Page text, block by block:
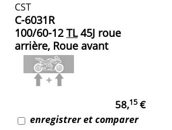
CST
C-6031R
100/60-12 TL45J roue
arrière, Roue avant
58,15€
enregistrer et comparer